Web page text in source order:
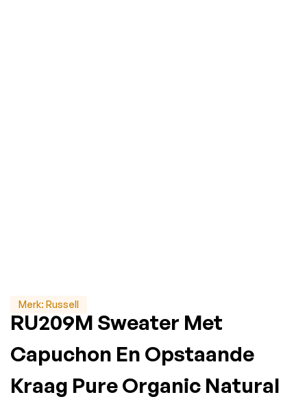
Merk: Russell
RU209M Sweater Met
Capuchon En Opstaande
Kraag Pure Organic Natural